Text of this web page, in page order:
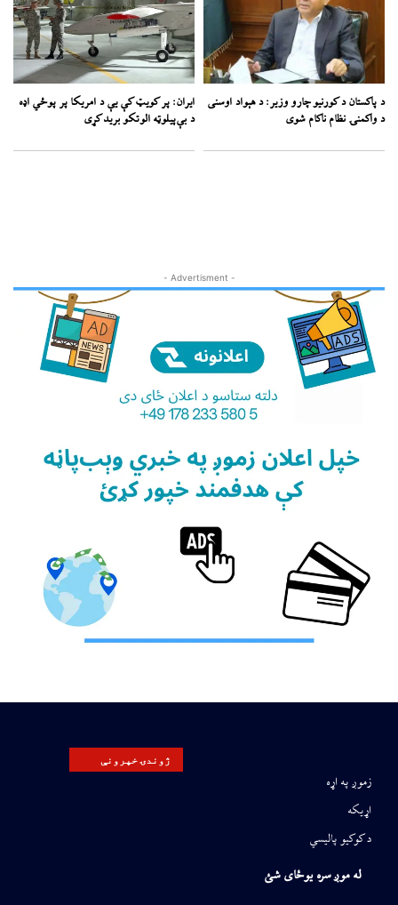
د پاکستان د کورنیو چارو وزیر: د هېواد اوسنی
د واکمنۍ نظام ناکام شوی
ایران: پر کویټ کې یې د امریکا پر پوځي اډه
د بې‌پیلوټه الوتکو برید کړی
- Advertisment -
ژوندۍ خپرونې
زموږ په اړه
اړیکه
د کوکیو پالیسي
له موږ سره یوځای شئ